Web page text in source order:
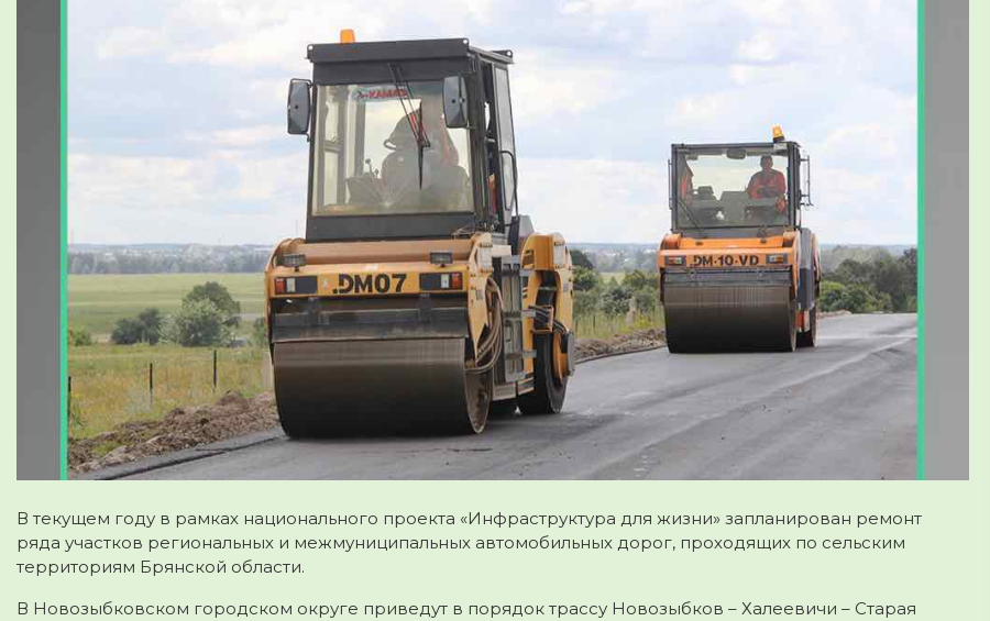
В текущем году в рамках национального проекта «Инфраструктура для жизни» запланирован ремонт
ряда участков региональных и межмуниципальных автомобильных дорог, проходящих по сельским
территориям Брянской области.
В Новозыбковском городском округе приведут в порядок трассу Новозыбков – Халеевичи – Старая